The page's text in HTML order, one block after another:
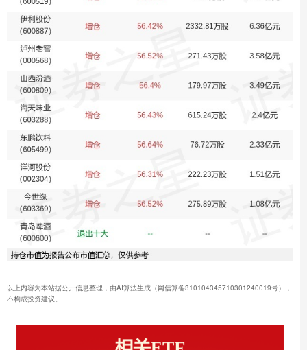
以上内容为本站据公开信息整理，由AI算法生成（网信算备310104345710301240019号），
不构成投资建议。